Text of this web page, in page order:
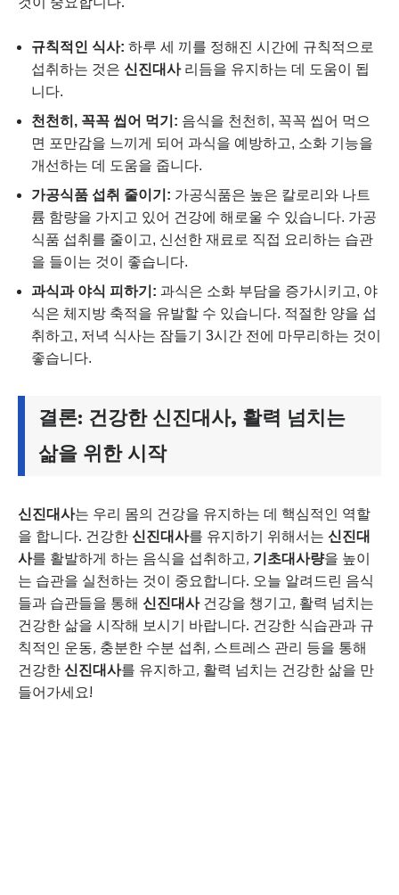
규칙적인 식사: 하루 세 끼를 정해진 시간에 규칙적으로
섭취하는 것은 신진대사리듬을 유지하는 데 도움이 됩
니다.
천천히, 꼭꼭 씹어 먹기: 음식을 천천히, 꼭꼭 씹어 먹으
면 포만감을 느끼게 되어 과식을 예방하고, 소화 기능을
개선하는 데 도움을 줍니다.
가공식품 섭취 줄이기: 가공식품은 높은 칼로리와 나트
륨 함량을 가지고 있어 건강에 해로울 수 있습니다. 가공
식품 섭취를 줄이고, 신선한 재료로 직접 요리하는 습관
을 들이는 것이 좋습니다.
과식과 야식 피하기: 과식은 소화 부담을 증가시키고, 야
식은 체지방 축적을 유발할 수 있습니다. 적절한 양을 섭
취하고, 저녁 식사는 잠들기 3시간 전에 마무리하는 것이
좋습니다.
결론: 건강한 신진대사, 활력 넘치는
삶을 위한 시작
신진대사는 우리 몸의 건강을 유지하는 데 핵심적인 역할
을 합니다. 건강한 신진대사를 유지하기 위해서는 신진대
사를 활발하게 하는 음식을 섭취하고, 기초대사량을 높이
는 습관을 실천하는 것이 중요합니다. 오늘 알려드린 음식
들과 습관들을 통해 신진대사건강을 챙기고, 활력 넘치는
건강한 삶을 시작해 보시기 바랍니다. 건강한 식습관과 규
칙적인 운동, 충분한 수분 섭취, 스트레스 관리 등을 통해
건강한 신진대사를 유지하고, 활력 넘치는 건강한 삶을 만
들어가세요!